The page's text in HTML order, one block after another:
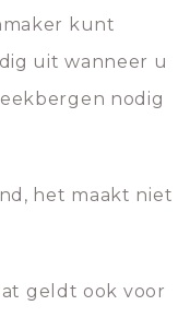
kunt
uit wanneer u
nodig
het maakt niet
geldt ook voor